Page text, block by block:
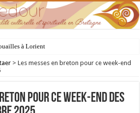
à Lorient
de Dol, père de la Bretagne chrétienne
> Les messes en breton pour ce week-end
pour ce week-end des